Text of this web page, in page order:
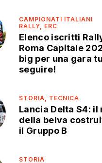
CAMPIONATI ITALIANI
RALLY, ERC
Elenco iscritti
Roma Capitale
big per una gara
seguire!
STORIA, TECNICA
Lancia Delta S4: il
della belva
il Gruppo B
STORIA